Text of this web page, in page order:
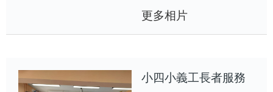
更多相片
小四小義工長者服務